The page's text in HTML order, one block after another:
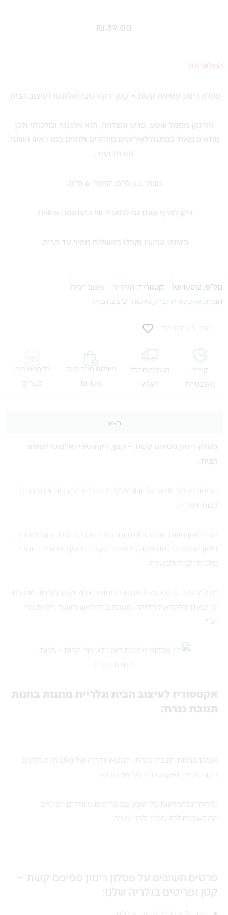
₪ 39.00
המלאי אזל
פסלון רימון פסיפס קשת – קטן, דקורטיבי ואלגנטי לעיצוב הבית.
הרימון מסמל שפע, פריון והצלחה, הוא אלגנטי ומלכותי ולכן
מתאים מאוד כמתנה לאירועים מיוחדים ולחגים כמו ראש השנה,
סוכות ועוד.
גובה: 6.5 ס"מ. קוטר: 6 ס"מ.
ניתן לצרף אותו גם למארזי שי בהתאמה אישית.
הזמינו עכשיו וקבלו במשלוח מהיר עד הבית.
מק"ט: 10140012 קטגוריה: הגלריה - עיצוב הבית
תגיות: אקססוריז לבית מתנות עיצוב הבית
מותג: תנובת כנרת
קנייה
מאובטחת
משלוחים לכל
הארץ
משלוח חינם מעל
450 ₪
כל המוצרים
כשרים
תאור
פסלון רימון פסיפס קשת – קטן, דקורטיבי ואלגנטי לעיצוב
הבית.
הרימון מסמל שפע, פריון והצלחה בתרבות היהודית ובתרבויות
רבות אחרות.
יש ברימון משהו אלגנטי ומלכותי בזכות הכתר שבו הוא מתהדר.
רימון הפסיפס (מוזאיקה) בצבעי הקשת מוסיף צבעוניות והדר
מלכותי לבית ולמשרד.
מומלץ לרכוש סט של 2 פסלוני רימונים גדול וקטן לעיצוב מושלם
וכן כמתנה לקראת הלידה, חנוכת בית ראש השנה וחגי תשרי
ועוד.
אקססוריז לעיצוב הבית וגלריית מתנות בחנות
תנובת כנרת:
אצלנו בחנות תנובת כנרת, תמצאו גלריה של מתנות, פסלונים
דקורטיביים ואקססוריז לעיצוב הבית.
גלריה המתחדשת כל הזמן עם פריטים מיוחדים ויפיפיים
המתאימים לכל סגנון ולכל עיצוב.
פרטים חשובים על פסלון רימון פסיפס קשת –
קטן ופריטים בגלריה שלנו: